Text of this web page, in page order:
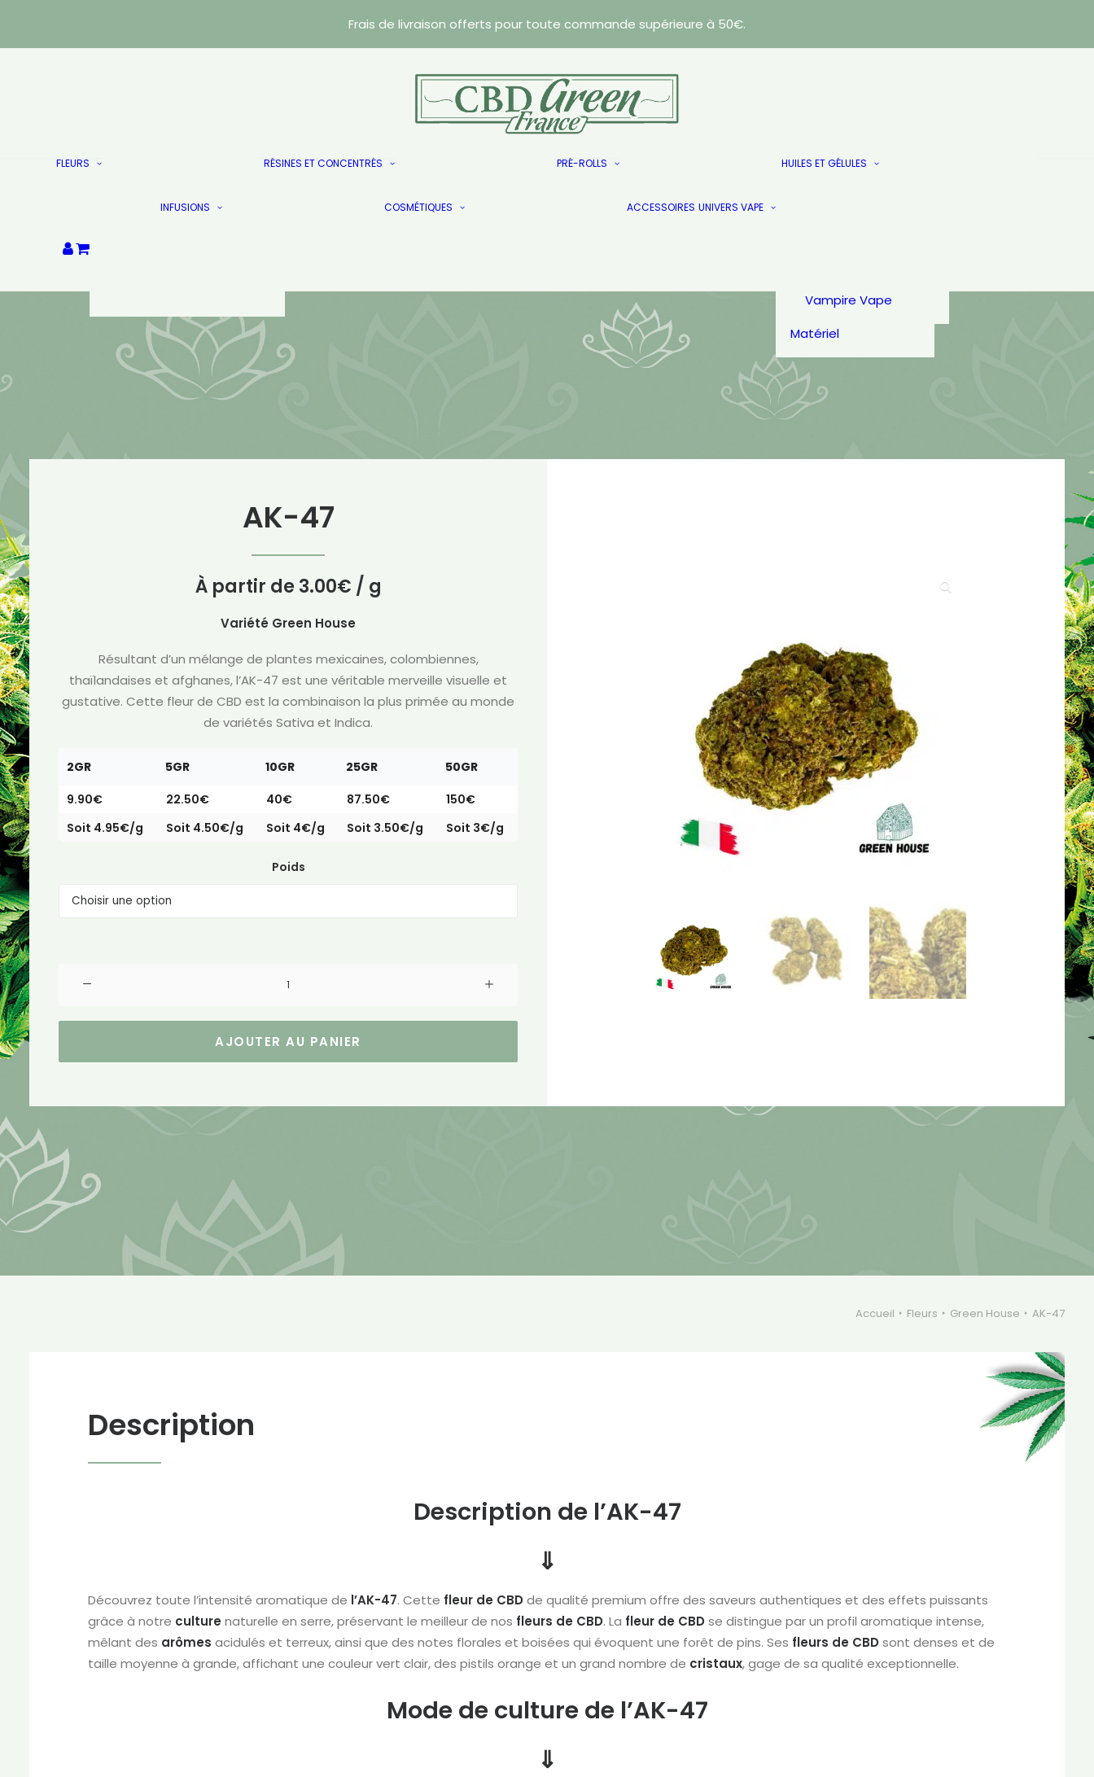
Frais de livraison offerts pour toute commande supérieure à 50€.
FLEURS
Les Doublés
RÉSINES ET CONCENTRÉS
Les Doublés
PRÉ-ROLLS HUILES ET GÉLULES
INFUSIONS COSMÉTIQUES ACCESSOIRES UNIVERS VAPE
Arômes & Liquides
Vampire Vape
Matériel
AK-47
À partir de 3.00€ / g
Variété Green House
Résultant d’un mélange de plantes mexicaines, colombiennes,
thaïlandaises et afghanes, l’AK-47 est une véritable merveille visuelle et
gustative. Cette fleur de CBD est la combinaison la plus primée au monde
de variétés Sativa et Indica.
2GR 5GR 10GR 25GR
50GR
9.90€
22.50€ 40€ 87.50€
150€
Soit 4.95€/g
Soit 4.50€/g Soit 4€/g Soit 3.50€/g Soit 3€/g
Poids
de
AJOUTER AU PANIER
Accueil Fleurs Green House AK-47
Description
Description de l’AK-47
⇓
Découvrez toute l’intensité aromatique de l’AK-47. Cette fleur de CBD de qualité premium offre des saveurs authentiques et des effets puissants
grâce à notre culture naturelle en serre, préservant le meilleur de nos fleurs de CBD. La fleur de CBD se distingue par un profil aromatique intense,
mêlant des arômes acidulés et terreux, ainsi que des notes florales et boisées qui évoquent une forêt de pins. Ses fleurs de CBD sont denses et de
taille moyenne à grande, affichant une couleur vert clair, des pistils orange et un grand nombre de cristaux, gage de sa qualité exceptionnelle.
Mode de culture de l’AK-47
⇓